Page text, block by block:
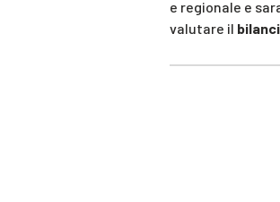
e regionale e
valutare il